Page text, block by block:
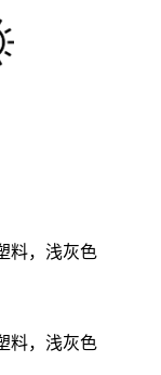
料，浅灰色
料，浅灰色